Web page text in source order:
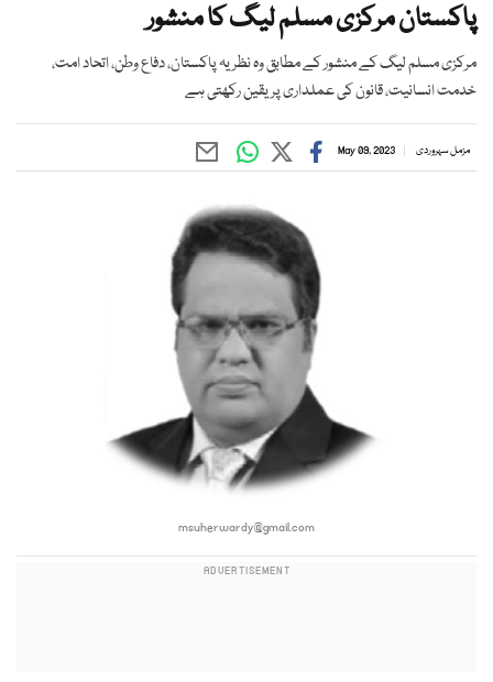
پاکستان مرکزی مسلم لیگ کا منشور
مرکزی مسلم لیگ کے منشور کے مطابق وہ نظریہ پاکستان، دفاع وطن، اتحاد امت،
خدمت انسانیت، قانون کی عملداری پریقین رکھتی ہے
مزمل سہروردی May 09, 2023
msuherwardy@gmail.com